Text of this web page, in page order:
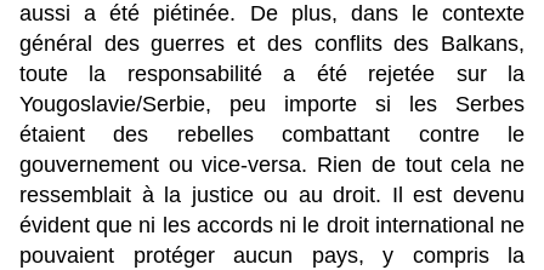
aussi a été piétinée. De plus, dans le contexte
général des guerres et des conflits des Balkans,
toute la responsabilité a été rejetée sur la
Yougoslavie/Serbie, peu importe si les Serbes
étaient des rebelles combattant contre le
gouvernement ou vice-versa. Rien de tout cela ne
ressemblait à la justice ou au droit. Il est devenu
évident que ni les accords ni le droit international ne
pouvaient protéger aucun pays, y compris la